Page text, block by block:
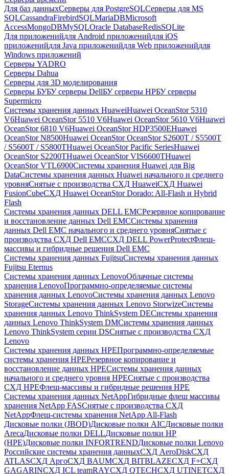
Для баз данныхСерверы для PostgreSQLСерверы для MS
SQLCassandraFirebirdSQLMariaDBMicrosoft
AccessMongoDBMySQLOracle DatabaseRedisSQLite
Для приложенийдля Android приложенийдля iOS
приложенийдля Java приложенийдля Web приложенийдля
Windows приложений
Серверы YADRO
Серверы Dahua
Серверы для 3D моделирования
Серверы БУБУ серверы DellБУ серверы HPБУ серверы
Supermicro
Системы хранения данных HuaweiHuawei OceanStor 5310
V6Huawei OceanStor 5510 V6Huawei OceanStor 5610 V6Huawei
OceanStor 6810 V6Huawei OceanStor HDP3500EHuawei
OceanStor N8500Huawei OceanStor OceanStor S2600T / S5500T
/ S5600T / S5800THuawei OceanStor Pacific SeriesHuawei
OceanStor S2200THuawei OceanStor VIS6600THuawei
OceanStor VTL6900Системы хранения Huawei для Big
DataСистемы хранения данных Huawei начального и среднего
уровняСнятые с производства СХД HuaweiСХД Huawei
FusionCubeСХД Huawei OceanStor Dorado: All-Flash и Hybrid
Flash
Системы хранения данных DELL EMCРезервное копирование
и восстановление данных Dell EMCСистемы хранения
данных Dell EMC начального и среднего уровняСнятые с
производства СХД Dell EMCСХД DELL PowerProtectФлеш-
массивы и гибридные решения Dell EMC
Системы хранения данных FujitsuСистемы хранения данных
Fujitsu Eternus
Системы хранения данных LenovoОблачные системы
хранения LenovoПрограммно-определяемые системы
хранения данных LenovoСистемы хранения данных Lenovo
StorageСистемы хранения данных Lenovo StorwizeСистемы
хранения данных Lenovo ThinkSystem DEСистемы хранения
данных Lenovo ThinkSystem DMСистемы хранения данных
Lenovo ThinkSystem серии DSСнятые с производства СХД
Lenovo
Системы хранения данных HPEПрограммно-определяемые
системы хранения HPEРезервное копирование и
восстановление данных HPEСистемы хранения данных
начального и среднего уровня HPEСнятые с производства
СХД HPEФлеш-массивы и гибридные решения HPE
Cистемы хранения данных NetAppГибридные флеш массивы
хранения NetApp FASСнятые с производства СХД
NetAppФлеш-системы хранения NetApp All-Flash
Дисковые полки (JBOD)Дисковые полки AICДисковые полки
ArecaДисковые полки DELLДисковые полки HP
(HPE)Дисковые полки INFORTRENDДисковые полки Lenovo
Российские системы хранения данныхСХД AeroDiskСХД
ATLASСХД AргоСХД BAUMСХД BITBLAZEСХД F+СХД
GAGARINСХД ICL teamRAYСХД QTECHСХД UTINETСХД